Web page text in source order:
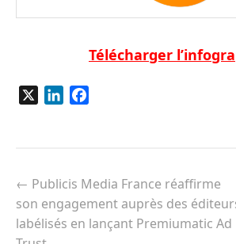
Télécharger
LinkedIn
de
l’article
← Publicis Media France réaffirme
son engagement auprès des
labélisés en lançant Premiumatic Ad